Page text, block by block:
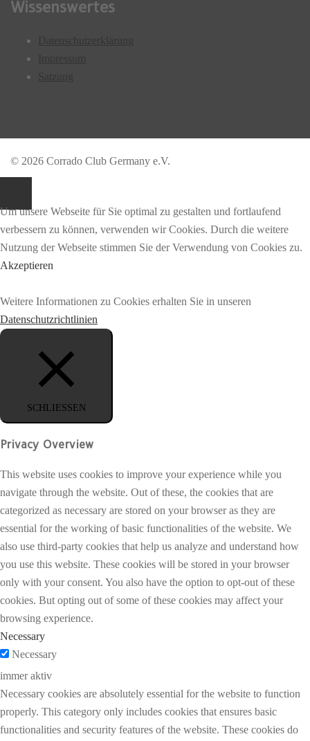
Wissenswertes
© 2026 Corrado Club Germany e.V.
Um unsere Webseite für Sie optimal zu gestalten und fortlaufend
verbessern zu können, verwenden wir Cookies. Durch die weitere
Nutzung der Webseite stimmen Sie der Verwendung von Cookies zu.
Akzeptieren
Weitere Informationen zu Cookies erhalten Sie in unseren
Datenschutzrichtlinien
SCHLIESSEN
Privacy Overview
This website uses cookies to improve your experience while you
navigate through the website. Out of these, the cookies that are
categorized as necessary are stored on your browser as they are
essential for the working of basic functionalities of the website. We
also use third-party cookies that help us analyze and understand how
you use this website. These cookies will be stored in your browser
only with your consent. You also have the option to opt-out of these
cookies. But opting out of some of these cookies may affect your
browsing experience.
Necessary
Necessary
immer aktiv
Necessary cookies are absolutely essential for the website to function
properly. This category only includes cookies that ensures basic
functionalities and security features of the website. These cookies do